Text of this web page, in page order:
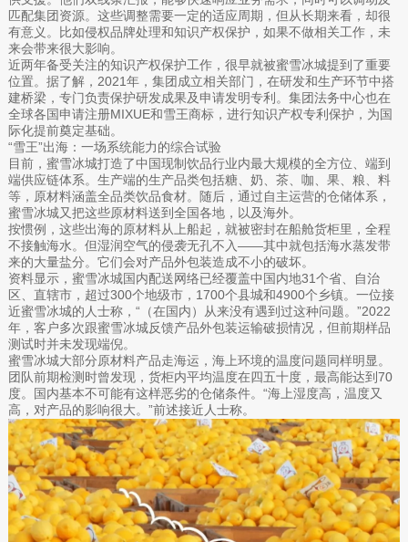
匹配集团资源。这些调整需要一定的适应周期，但从长期来看，却很
有意义。比如侵权品牌处理和知识产权保护，如果不做相关工作，未
来会带来很大影响。
近两年备受关注的知识产权保护工作，很早就被蜜雪冰城提到了重要
位置。据了解，2021年，集团成立相关部门，在研发和生产环节中搭
建桥梁，专门负责保护研发成果及申请发明专利。集团法务中心也在
全球各国申请注册MIXUE和雪王商标，进行知识产权专利保护，为国
际化提前奠定基础。
“雪王”出海：一场系统能力的综合试验
目前，蜜雪冰城打造了中国现制饮品行业内最大规模的全方位、端到
端供应链体系。生产端的生产品类包括糖、奶、茶、咖、果、粮、料
等，原材料涵盖全品类饮品食材。随后，通过自主运营的仓储体系，
蜜雪冰城又把这些原材料送到全国各地，以及海外。
按惯例，这些出海的原材料从上船起，就被密封在船舱货柜里，全程
不接触海水。但湿润空气的侵袭无孔不入——其中就包括海水蒸发带
来的大量盐分。它们会对产品外包装造成不小的破坏。
资料显示，蜜雪冰城国内配送网络已经覆盖中国内地31个省、自治
区、直辖市，超过300个地级市，1700个县城和4900个乡镇。一位接
近蜜雪冰城的人士称，“（在国内）从来没有遇到过这种问题。”2022
年，客户多次跟蜜雪冰城反馈产品外包装运输破损情况，但前期样品
测试时并未发现端倪。
蜜雪冰城大部分原材料产品走海运，海上环境的温度问题同样明显。
团队前期检测时曾发现，货柜内平均温度在四五十度，最高能达到70
度。国内基本不可能有这样恶劣的仓储条件。“海上湿度高，温度又
高，对产品的影响很大。”前述接近人士称。